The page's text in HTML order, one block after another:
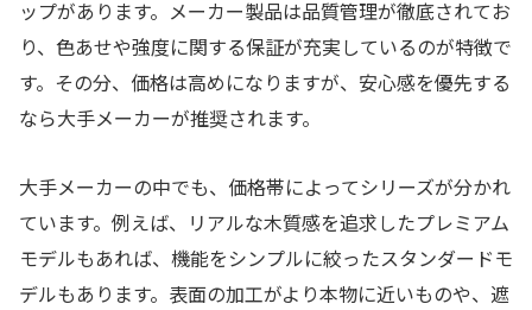
ップがあります。メーカー製品は品質管理が徹底されてお
り、色あせや強度に関する保証が充実しているのが特徴で
す。その分、価格は高めになりますが、安心感を優先する
なら大手メーカーが推奨されます。
大手メーカーの中でも、価格帯によってシリーズが分かれ
ています。例えば、リアルな木質感を追求したプレミアム
モデルもあれば、機能をシンプルに絞ったスタンダードモ
デルもあります。表面の加工がより本物に近いものや、遮